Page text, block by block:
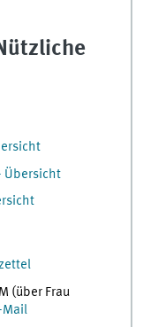
Übersicht
(über Frau
Mail